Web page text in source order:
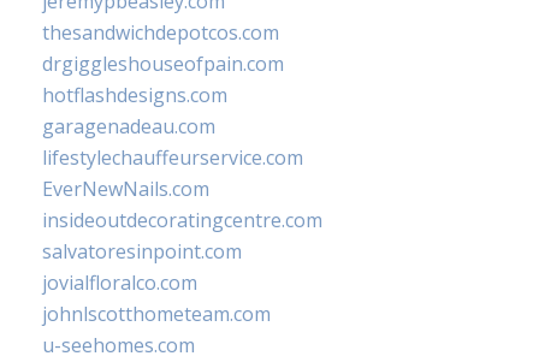
thesandwichdepotcos.com
drgiggleshouseofpain.com
hotflashdesigns.com
garagenadeau.com
lifestylechauffeurservice.com
EverNewNails.com
insideoutdecoratingcentre.com
salvatoresinpoint.com
jovialfloralco.com
johnlscotthometeam.com
u-seehomes.com